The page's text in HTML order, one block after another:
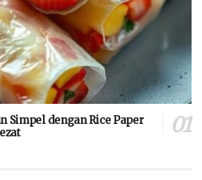
Simpel dengan Rice Paper